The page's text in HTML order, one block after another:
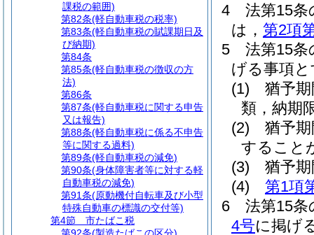
4
法第15条
は， 第2項
5
法第15
げる事項
(1)
猶予
類，納期
(2)
猶予
すること
(3)
猶予
(4)
第1項
6
法第15
4号に掲げ
課税の範囲)
第82条(軽自動車税の税率)
第83条(軽自動車税の賦課期日及
び納期)
第84条
第85条(軽自動車税の徴収の方
法)
第86条
第87条(軽自動車税に関する申告
又は報告)
第88条(軽自動車税に係る不申告
等に関する過料)
第89条(軽自動車税の減免)
第90条(身体障害者等に対する軽
自動車税の減免)
第91条(原動機付自転車及び小型
特殊自動車の標識の交付等)
第4節
市たばこ税